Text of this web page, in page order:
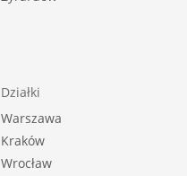
Działki
Warszawa
Kraków
Wrocław